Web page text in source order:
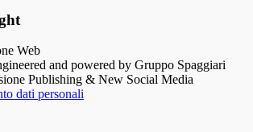
and powered by Gruppo Spaggiari
Publishing & New Social Media
dati personali